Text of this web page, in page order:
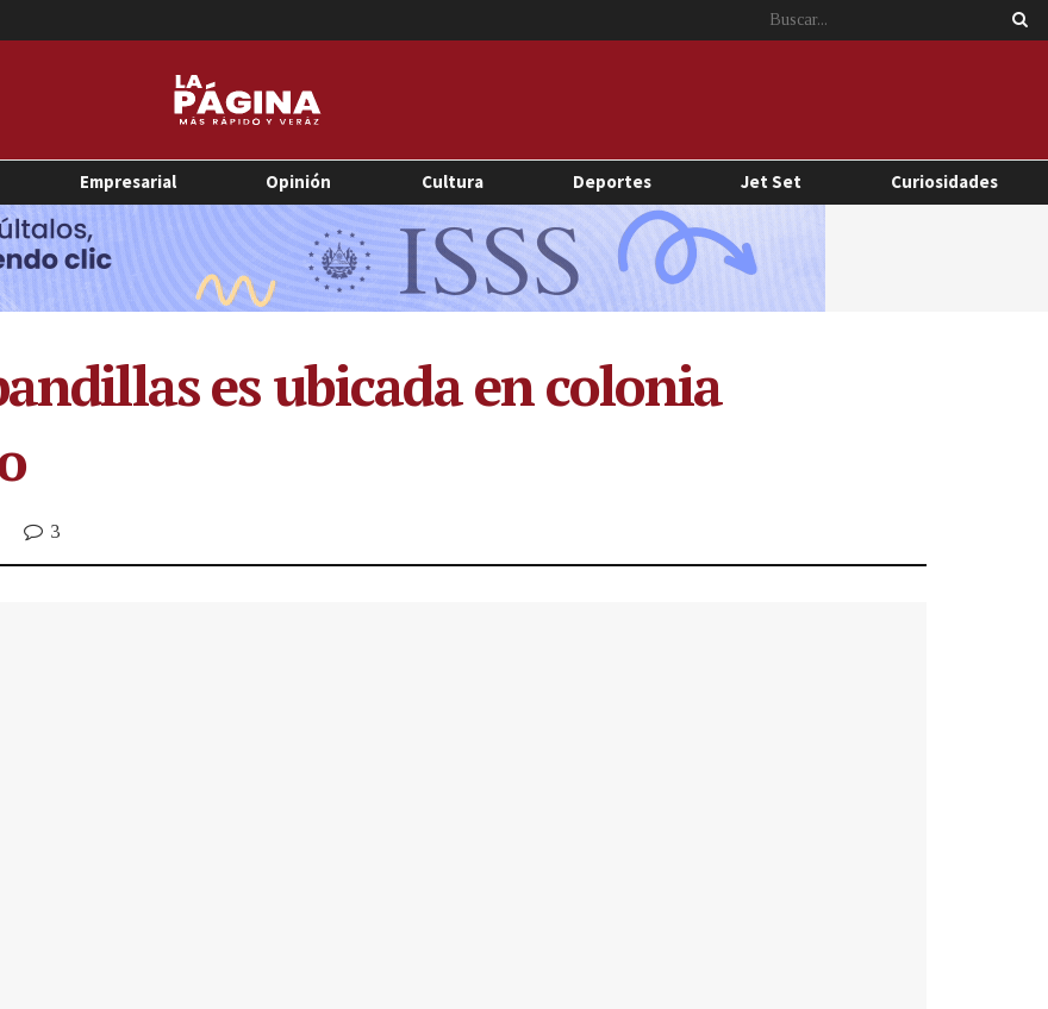
Empresarial Opinión Cultura Deportes Jet Set Curiosidades
es ubicada en colonia
3